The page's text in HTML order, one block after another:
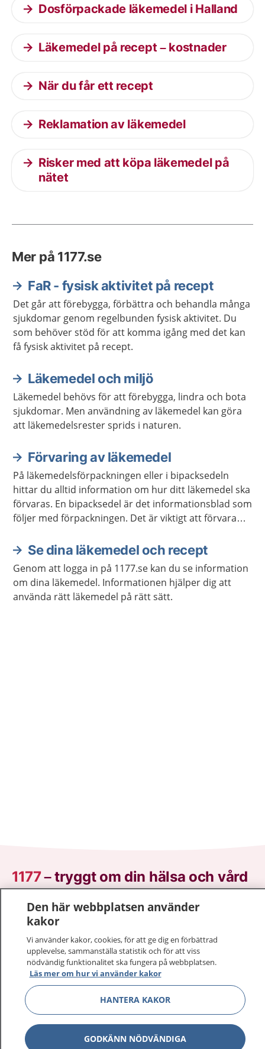
Dosförpackade läkemedel i Halland
Läkemedel på recept – kostnader
När du får ett recept
Reklamation av läkemedel
Risker med att köpa läkemedel på
nätet
Mer på 1177.se
FaR - fysisk aktivitet på recept
Det går att förebygga, förbättra och behandla många
sjukdomar genom regelbunden fysisk aktivitet. Du
som behöver stöd för att komma igång med det kan
få fysisk aktivitet på recept.
Läkemedel och miljö
Läkemedel behövs för att förebygga, lindra och bota
sjukdomar. Men användning av läkemedel kan göra
att läkemedelsrester sprids i naturen.
Förvaring av läkemedel
På läkemedelsförpackningen eller i bipacksedeln
hittar du alltid information om hur ditt läkemedel ska
förvaras. En bipacksedel är det informationsblad som
följer med förpackningen. Det är viktigt att förvara
Se dina läkemedel och recept
Genom att logga in på 1177.se kan du se information
om dina läkemedel. Informationen hjälper dig att
använda rätt läkemedel på rätt sätt.
1177–tryggt om din hälsa och vård
På 1177.se får du råd om hälsa och information om
sjukdomar och vilka mottagningar du kan kontakta.
vårdärenden. Ring telefonnummer 1177 för
sjukvårdsrådgivning dygnet runt.
1177 ger dig råd när du vill må bättre.
Den här webbplatsen använder
kakor
Vi använder kakor, cookies, för att ge dig en förbättrad
upplevelse, sammanställa statistik och för att viss
nödvändig funktionalitet ska fungera på webbplatsen.
Läs mer om hur vi använder kakor
HANTERA KAKOR
GODKÄNN NÖDVÄNDIGA